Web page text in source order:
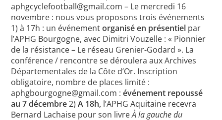
aphgcyclefootball@gmail.com – Le mercredi 16
novembre : nous vous proposons trois événements
1) à 17h : un événementorganisé en présentiel par
l’APHG Bourgogne, avec Dimitri Vouzelle : « Pionnier
de la résistance – Le réseau Grenier-Godard ». La
conférence / rencontre se déroulera aux Archives
Départementales de la Côte d’Or. Inscription
obligatoire, nombre de places limité :
aphgbourgogne@gmail.com :événement repoussé
au 7 décembre2)A 18h, l’APHG Aquitaine recevra
Bernard Lachaise pour son livreÀ la gauche du